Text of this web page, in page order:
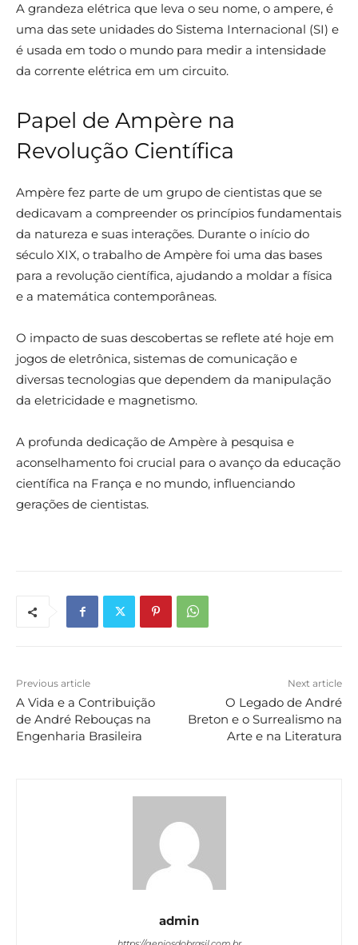
A grandeza elétrica que leva o seu nome, o ampere, é
uma das sete unidades do Sistema Internacional (SI) e
é usada em todo o mundo para medir a intensidade
da corrente elétrica em um circuito.
Papel de Ampère na
Revolução Científica
Ampère fez parte de um grupo de cientistas que se
dedicavam a compreender os princípios fundamentais
da natureza e suas interações. Durante o início do
século XIX, o trabalho de Ampère foi uma das bases
para a revolução científica, ajudando a moldar a física
e a matemática contemporâneas.
O impacto de suas descobertas se reflete até hoje em
jogos de eletrônica, sistemas de comunicação e
diversas tecnologias que dependem da manipulação
da eletricidade e magnetismo.
A profunda dedicação de Ampère à pesquisa e
aconselhamento foi crucial para o avanço da educação
científica na França e no mundo, influenciando
gerações de cientistas.
Previous article
A Vida e a Contribuição
de André Rebouças na
Engenharia Brasileira
Next article
O Legado de André
Breton e o Surrealismo na
Arte e na Literatura
admin